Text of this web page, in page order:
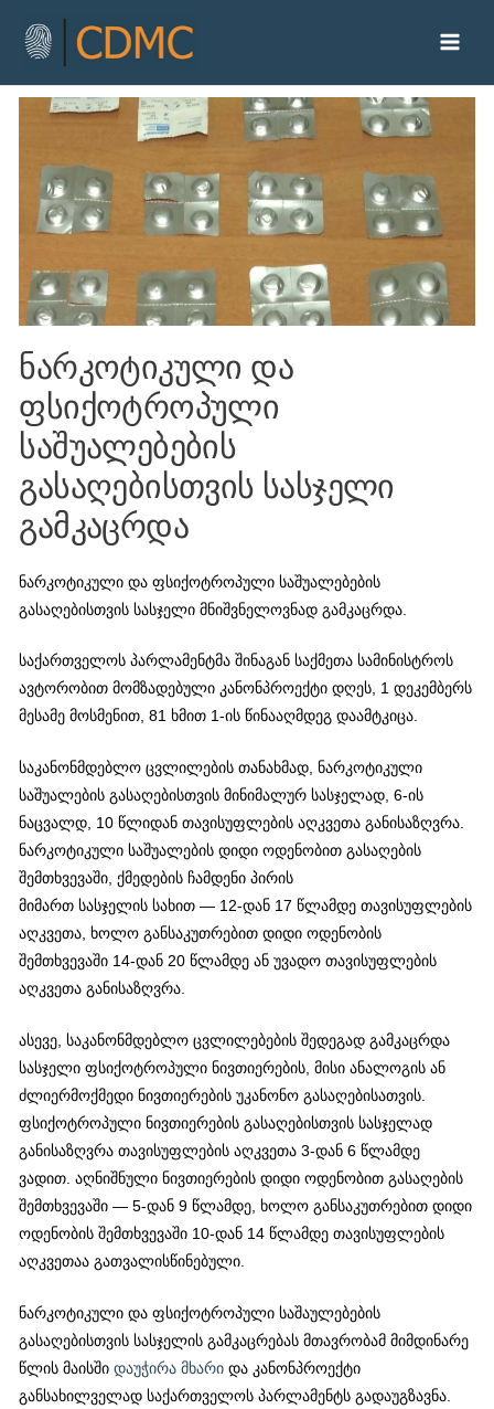
ნარკოტიკული და
ფსიქოტროპული
საშუალებების
გასაღებისთვის სასჯელი
გამკაცრდა
ნარკოტიკული და ფსიქოტროპული საშუალებების
გასაღებისთვის სასჯელი მნიშვნელოვნად გამკაცრდა.
საქართველოს პარლამენტმა შინაგან საქმეთა სამინისტროს
ავტორობით მომზადებული კანონპროექტი დღეს, 1 დეკემბერს
მესამე მოსმენით, 81 ხმით 1-ის წინააღმდეგ დაამტკიცა.
საკანონმდებლო ცვლილების თანახმად, ნარკოტიკული
საშუალების გასაღებისთვის მინიმალურ სასჯელად, 6-ის
ნაცვალდ, 10 წლიდან თავისუფლების აღკვეთა განისაზღვრა.
ნარკოტიკული საშუალების დიდი ოდენობით გასაღების
შემთხვევაში, ქმედების ჩამდენი პირის
მიმართ სასჯელის სახით — 12-დან 17 წლამდე თავისუფლების
აღკვეთა, ხოლო განსაკუთრებით დიდი ოდენობის
შემთხვევაში 14-დან 20 წლამდე ან უვადო თავისუფლების
აღკვეთა განისაზღვრა.
ასევე, საკანონმდებლო ცვლილებების შედეგად გამკაცრდა
სასჯელი ფსიქოტროპული ნივთიერების, მისი ანალოგის ან
ძლიერმოქმედი ნივთიერების უკანონო გასაღებისათვის.
ფსიქოტროპული ნივთიერების გასაღებისთვის სასჯელად
განისაზღვრა თავისუფლების აღკვეთა 3-დან 6 წლამდე
ვადით. აღნიშნული ნივთიერების დიდი ოდენობით გასაღების
შემთხვევაში — 5-დან 9 წლამდე, ხოლო განსაკუთრებით დიდი
ოდენობის შემთხვევაში 10-დან 14 წლამდე თავისუფლების
აღკვეთაა გათვალისწინებული.
ნარკოტიკული და ფსიქოტროპული საშაულებების
გასაღებისთვის სასჯელის გამკაცრებას მთავრობამ მიმდინარე
წლის მაისშიდაუჭირა მხარი და კანონპროექტი
განსახილველად საქართველოს პარლამენტს გადაუგზავნა.